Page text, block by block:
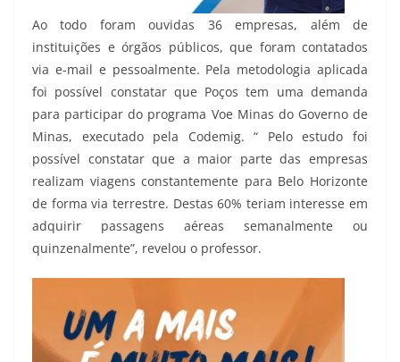
Ao todo foram ouvidas 36 empresas, além de
instituições e órgãos públicos, que foram contatados
via e-mail e pessoalmente. Pela metodologia aplicada
foi possível constatar que Poços tem uma demanda
para participar do programa Voe Minas do Governo de
Minas, executado pela Codemig. “ Pelo estudo foi
possível constatar que a maior parte das empresas
realizam viagens constantemente para Belo Horizonte
de forma via terrestre. Destas 60% teriam interesse em
adquirir passagens aéreas semanalmente ou
quinzenalmente”, revelou o professor.